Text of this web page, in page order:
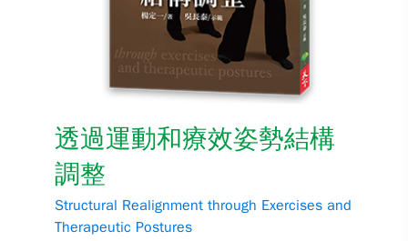
透過運動和療效姿勢結構
調整
Structural Realignment through Exercises and
Therapeutic Postures